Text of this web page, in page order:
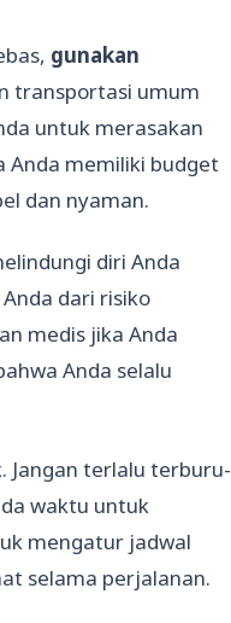
gunakan
transportasi umum
untuk merasakan
Anda memiliki budget
dan nyaman.
diri Anda
dari risiko
medis jika Anda
Anda selalu
Jangan terlalu terburu-
waktu untuk
mengatur jadwal
selama perjalanan.